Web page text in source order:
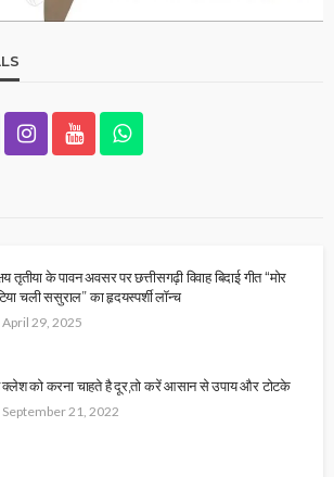
तृतीया के पावन अवसर पर छत्तीसगढ़ी विवाह बिदाई गीत “मोर
चली ससुराल” का हृदयस्पर्शी लॉन्च
April 29, 2025
क्लेश को करना चाहते है दूर,तो करें आसान से उपाय और टोटके
September 21, 2022